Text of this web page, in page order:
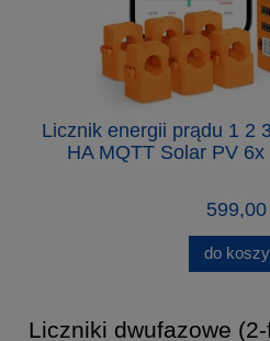
Licznik energii prądu 1 2
HA MQTT Solar PV 6x
599,00
do
Liczniki dwufazowe